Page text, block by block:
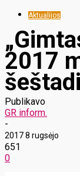
Aktualijos
2017
Publikavo
GR inform.
-
2017 8 rugsėjo
651
0